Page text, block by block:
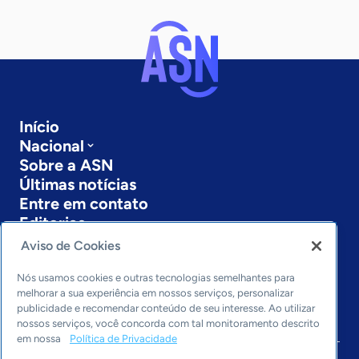
Início
Nacional
Sobre a ASN
Últimas notícias
Entre em contato
Editorias
Economia & Política
Inovação & Tecnologia
Cultura empreendedora
Dados
Arquivo
Aviso de Cookies
Nós usamos cookies e outras tecnologias semelhantes para
melhorar a sua experiência em nossos serviços, personalizar
publicidade e recomendar conteúdo de seu interesse. Ao utilizar
nossos serviços, você concorda com tal monitoramento descrito
em nossa
Política de Privacidade